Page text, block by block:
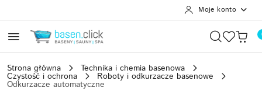
Moje konto
Strona główna Technika i chemia basenowa
Czystość i ochrona Roboty i odkurzacze basenowe
Odkurzacze automatyczne